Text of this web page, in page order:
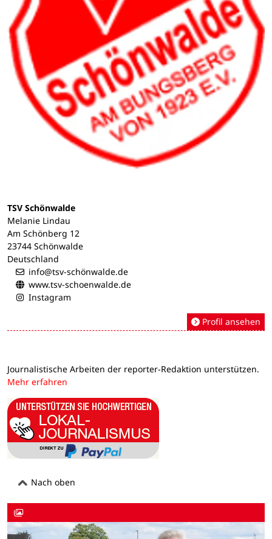
TSV Schönwalde
Melanie Lindau
Am Schönberg 12
23744 Schönwalde
Deutschland
info@tsv-schönwalde.de
www.tsv-schoenwalde.de
Instagram
Profil ansehen
Journalistische Arbeiten der reporter-Redaktion unterstützen.
Mehr erfahren
Nach oben